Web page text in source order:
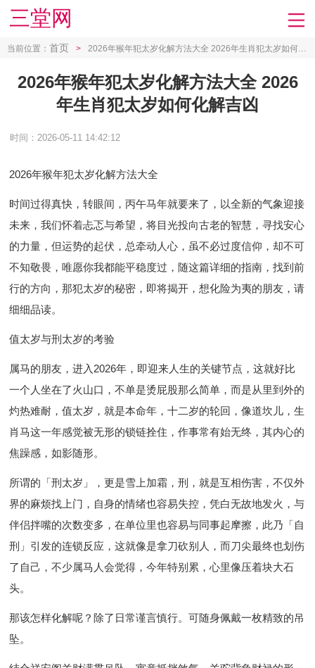
三堂网
当前位置： 首页 > 2026年猴年犯太岁化解方法大全 2026年生肖犯太岁如何化解吉凶
2026年猴年犯太岁化解方法大全 2026
年生肖犯太岁如何化解吉凶
时间：2026-05-11 14:42:12
2026年猴年犯太岁化解方法大全
时间过得真快，转眼间，丙午马年就要来了，以全新的气象迎接
未来，我们怀着忐忑与希望，将目光投向古老的智慧，寻找安心
的力量，但运势的起伏，总牵动人心，虽不必过度信仰，却不可
不知敬畏，唯愿你我都能平稳度过，随这篇详细的指南，找到前
行的方向，那犯太岁的秘密，即将揭开，想化险为夷的朋友，请
细细品读。
值太岁与刑太岁的考验
属马的朋友，进入2026年，即迎来人生的关键节点，这就好比
一个人坐在了火山口，不单是烫屁股那么简单，而是从里到外的
灼热难耐，值太岁，就是本命年，十二岁的轮回，像道坎儿，生
肖马这一年感觉被无形的锁链拴住，作事常有始无终，其内心的
焦躁感，如影随形。
所谓的「刑太岁」，更是雪上加霜，刑，就是互相伤害，不仅外
界的麻烦找上门，自身的情绪也容易失控，凭白无故地发火，与
伴侣拌嘴的次数变多，在单位里也容易与同事起摩擦，此乃「自
刑」引发的连锁反应，这就像是拿刀砍别人，而刀尖最终也划伤
了自己，不少属马人会觉得，今年特别累，心里像压着块大石
头。
那该怎样化解呢？除了日常谨言慎行。可随身佩戴一枚精致的吊
坠。